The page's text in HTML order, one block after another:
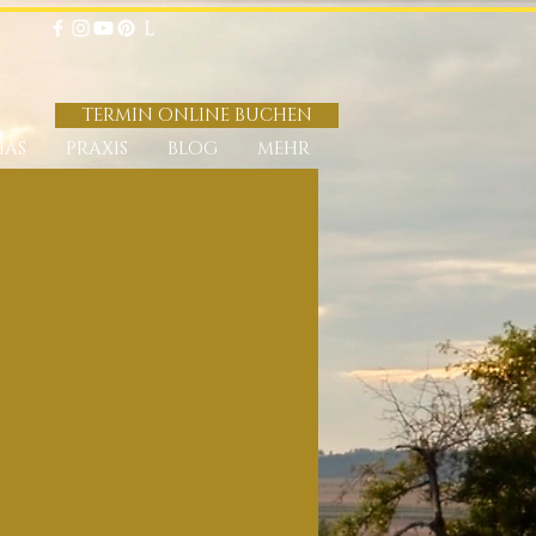
PRAXIS BLOG MEHR
TERMIN ONLINE BUCHEN